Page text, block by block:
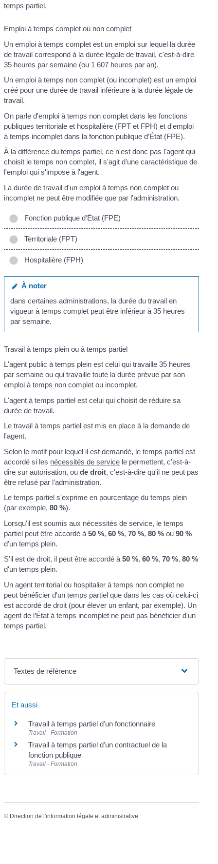
temps partiel.
Emploi à temps complet ou non complet
Un emploi à temps complet est un emploi sur lequel la durée
de travail correspond à la durée légale de travail, c'est-à-dire
35 heures par semaine (ou 1 607 heures par an).
Un emploi à temps non complet (ou incomplet) est un emploi
créé pour une durée de travail inférieure à la durée légale de
travail.
On parle d'emploi à temps non complet dans les fonctions
publiques territoriale et hospitalière (FPT et FPH) et d'emploi
à temps incomplet dans la fonction publique d’État (FPE).
À la différence du temps partiel, ce n'est donc pas l'agent qui
choisit le temps non complet, il s'agit d'une caractéristique de
l'emploi qui s'impose à l'agent.
La durée de travail d'un emploi à temps non complet ou
incomplet ne peut être modifiée que par l'administration.
Fonction publique d'État (FPE)
Territoriale (FPT)
Hospitalière (FPH)
À noter
dans certaines administrations, la durée du travail en
vigueur à temps complet peut être inférieur à 35 heures
par semaine.
Travail à temps plein ou à temps partiel
L'agent public à temps plein est celui qui travaille 35 heures
par semaine ou qui travaille toute la durée prévue par son
emploi à temps non complet ou incomplet.
L'agent à temps partiel est celui qui choisit de réduire sa
durée de travail.
Le travail à temps partiel est mis en place à la demande de
l'agent.
Selon le motif pour lequel il est demandé, le temps partiel est
accordé si les nécessités de service le permettent, c'est-à-
dire sur autorisation, oude droit, c'est-à-dire qu'il ne peut pas
être refusé par l'administration.
Le temps partiel s'exprime en pourcentage du temps plein
(par exemple,80 %).
Lorsqu'il est soumis aux nécessités de service, le temps
partiel peut être accordé à50 %,60 %,70 %,80 % ou90 %
d'un temps plein.
S'il est de droit, il peut être accordé à50 %,60 %,70 %,80 %
d'un temps plein.
Un agent territorial ou hospitalier à temps non complet ne
peut bénéficier d'un temps partiel que dans les cas où celui-ci
est accordé de droit (pour élever un enfant, par exemple). Un
agent de l’État à temps incomplet ne peut pas bénéficier d'un
temps partiel.
Textes de référence
Et aussi
Travail à temps partiel d'un fonctionnaire
Travail - Formation
Travail à temps partiel d'un contractuel de la
fonction publique
Travail - Formation
© Direction de l'information légale et administrative